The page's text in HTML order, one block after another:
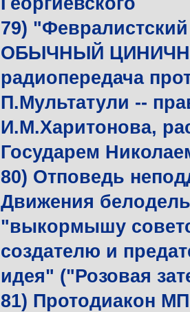
79)
ОБЫЧНЫЙ
радиопередача
П.Мультатули --
И.М.Харитонова,
Государем
80) Отповедь
Движения
"выкормышу
создателю и
идея" ("Розовая
81) Протодиакон